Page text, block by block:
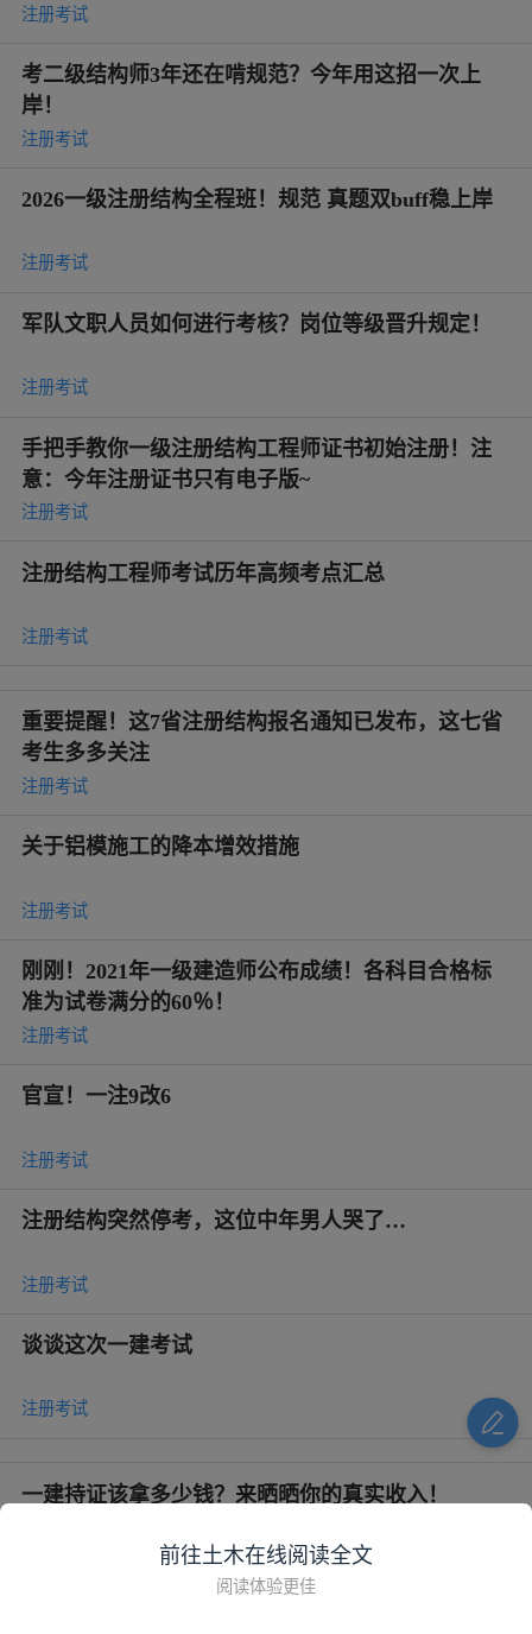
注册考试
考二级结构师3年还在啃规范？今年用这招一次上
岸！
注册考试
2026一级注册结构全程班！规范 真题双buff稳上岸
注册考试
军队文职人员如何进行考核？岗位等级晋升规定！
注册考试
手把手教你一级注册结构工程师证书初始注册！注
意：今年注册证书只有电子版~
注册考试
注册结构工程师考试历年高频考点汇总
注册考试
重要提醒！这7省注册结构报名通知已发布，这七省
考生多多关注
注册考试
关于铝模施工的降本增效措施
注册考试
刚刚！2021年一级建造师公布成绩！各科目合格标
准为试卷满分的60％！
注册考试
官宣！一注9改6
注册考试
注册结构突然停考，这位中年男人哭了…
注册考试
谈谈这次一建考试
注册考试
一建持证该拿多少钱？来晒晒你的真实收入！
前往土木在线阅读全文
阅读体验更佳